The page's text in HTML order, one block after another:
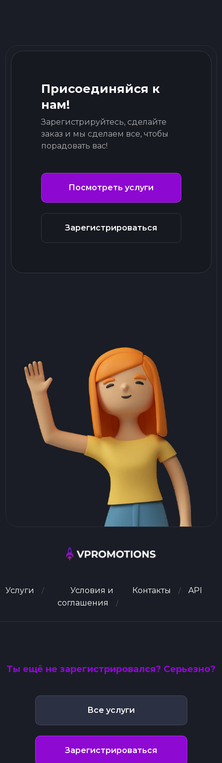
Присоединяйся к
нам!
Зарегистрируйтесь, сделайте
заказ и мы сделаем все, чтобы
порадовать вас!
Посмотреть услуги
Зарегистрироваться
Услуги
Условия и
соглашения
Контакты API
Ты ещё не зарегистрировался? Серьезно?
Все услуги
Зарегистрироваться